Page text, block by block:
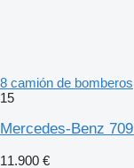
8 camión de bomberos
15
Mercedes-Benz
11.900 €